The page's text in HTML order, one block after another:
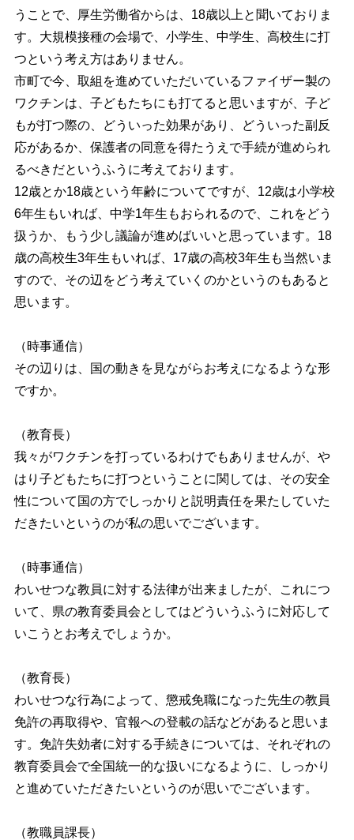
うことで、厚生労働省からは、18歳以上と聞いておりま
す。大規模接種の会場で、小学生、中学生、高校生に打
つという考え方はありません。
市町で今、取組を進めていただいているファイザー製の
ワクチンは、子どもたちにも打てると思いますが、子ど
もが打つ際の、どういった効果があり、どういった副反
応があるか、保護者の同意を得たうえで手続が進められ
るべきだというふうに考えております。
12歳とか18歳という年齢についてですが、12歳は小学校
6年生もいれば、中学1年生もおられるので、これをどう
扱うか、もう少し議論が進めばいいと思っています。18
歳の高校生3年生もいれば、17歳の高校3年生も当然いま
すので、その辺をどう考えていくのかというのもあると
思います。
（時事通信）
その辺りは、国の動きを見ながらお考えになるような形
ですか。
（教育長）
我々がワクチンを打っているわけでもありませんが、や
はり子どもたちに打つということに関しては、その安全
性について国の方でしっかりと説明責任を果たしていた
だきたいというのが私の思いでございます。
（時事通信）
わいせつな教員に対する法律が出来ましたが、これにつ
いて、県の教育委員会としてはどういうふうに対応して
いこうとお考えでしょうか。
（教育長）
わいせつな行為によって、懲戒免職になった先生の教員
免許の再取得や、官報への登載の話などがあると思いま
す。免許失効者に対する手続きについては、それぞれの
教育委員会で全国統一的な扱いになるように、しっかり
と進めていただきたいというのが思いでございます。
（教職員課長）